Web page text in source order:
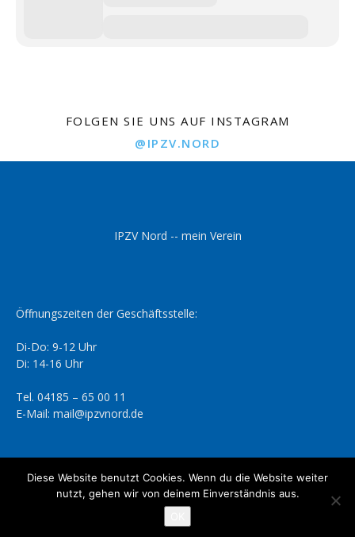
FOLGEN SIE UNS AUF INSTAGRAM
@IPZV.NORD
IPZV Nord -- mein Verein
Öffnungszeiten der Geschäftsstelle:
Di-Do: 9-12 Uhr
Di: 14-16 Uhr
Tel. 04185 – 65 00 11
E-Mail: mail@ipzvnord.de
Datenschutzerklärung Impressum
© IPZV Nord e.V.
Diese Website benutzt Cookies. Wenn du die Website weiter
nutzt, gehen wir von deinem Einverständnis aus.